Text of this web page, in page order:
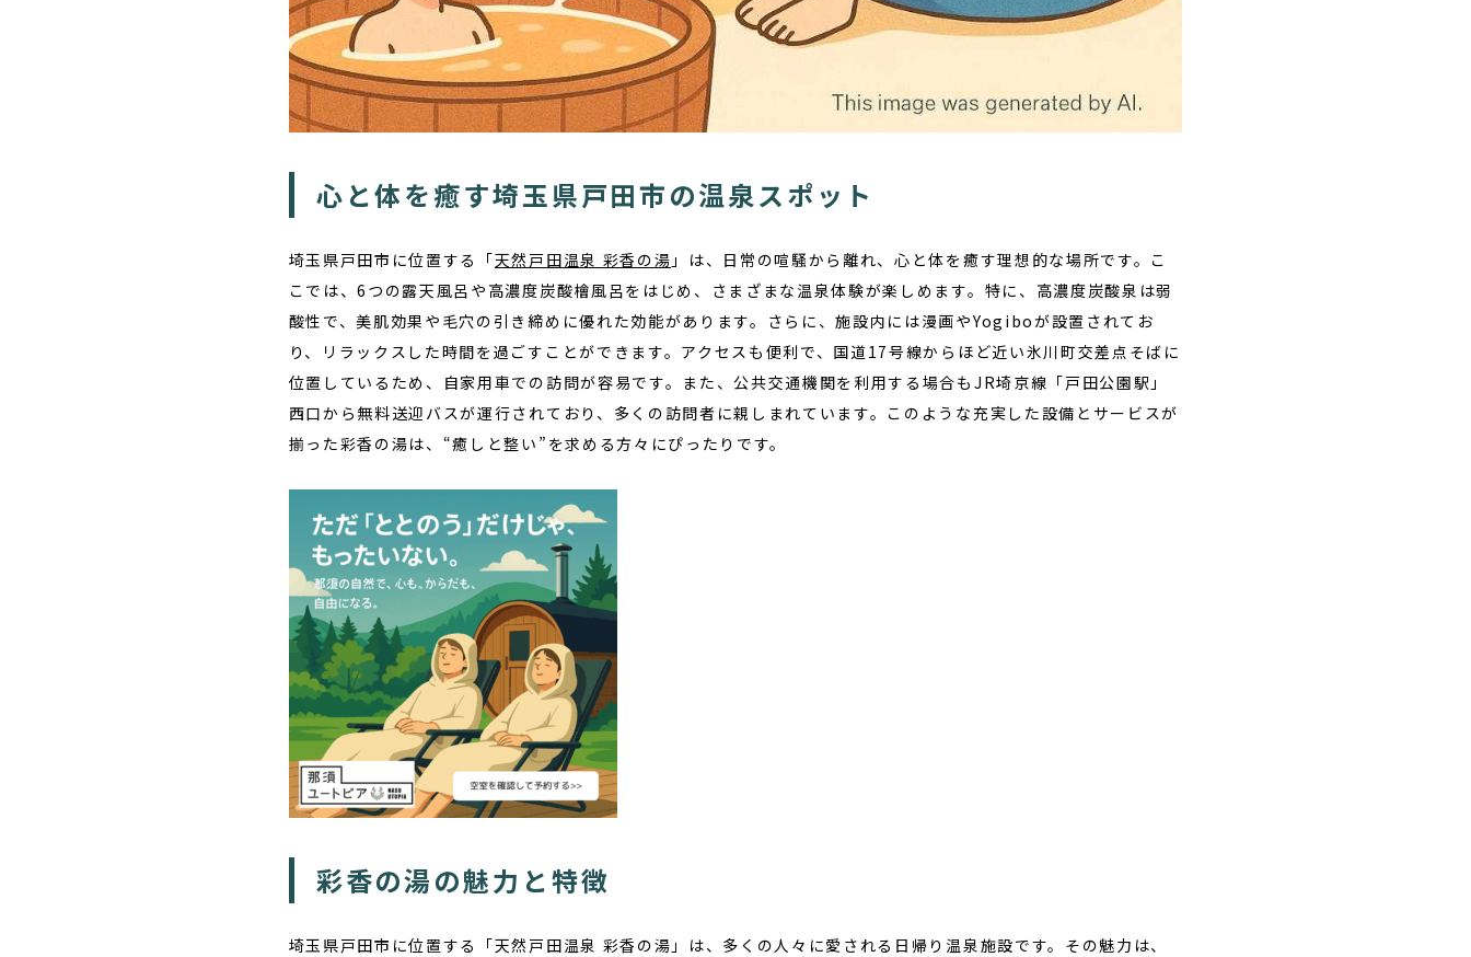
心と体を癒す埼玉県戸田市の温泉スポット
埼玉県戸田市に位置する「天然戸田温泉 彩香の湯 」は、日常の喧騒から離れ、心と体を癒す理想的な場所です。こ
こでは、6つの露天風呂や高濃度炭酸檜風呂をはじめ、さまざまな温泉体験が楽しめます。特に、高濃度炭酸泉は弱
酸性で、美肌効果や毛穴の引き締めに優れた効能があります。さらに、施設内には漫画やYogiboが設置されてお
り、リラックスした時間を過ごすことができます。アクセスも便利で、国道17号線からほど近い氷川町交差点そばに
位置しているため、自家用車での訪問が容易です。また、公共交通機関を利用する場合もJR埼京線「戸田公園駅」
西口から無料送迎バスが運行されており、多くの訪問者に親しまれています。このような充実した設備とサービスが
揃った彩香の湯は、“癒しと整い”を求める方々にぴったりです。
彩香の湯の魅力と特徴
埼玉県戸田市に位置する「天然戸田温泉 彩香の湯」は、多くの人々に愛される日帰り温泉施設です。その魅力は、